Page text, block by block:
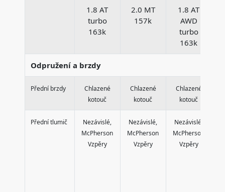
1.8 AT
turbo
163k
2.0 MT
157k
1.8 AT
AWD
turbo
163k
Odpružení a brzdy
Přední brzdy
Chlazené
kotouč
Chlazené
kotouč
Chlazené
kotouč
Přední tlumič
Nezávislé,
McPherson
Vzpěry
Nezávislé,
McPherson
Vzpěry
Nezávislé,
McPherson
Vzpěry